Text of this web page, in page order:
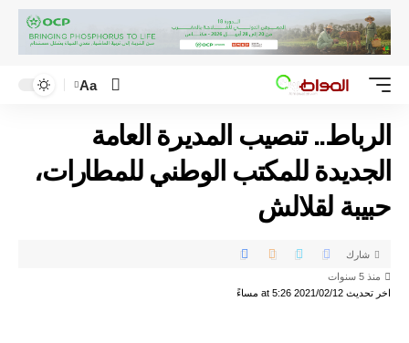
Aa
الرباط.. تنصيب المديرة العامة
الجديدة للمكتب الوطني للمطارات،
حبيبة لقلالش
اخر تحديث 2021/02/12 at 5:26 مساءً
منذ 5 سنوات
شارك